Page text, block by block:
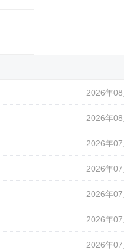
2026年08
2026年08
2026年07
2026年07
2026年07
2026年07
2026年07